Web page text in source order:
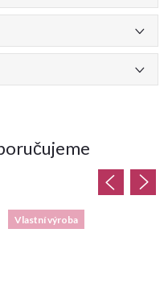
Vlastní výroba